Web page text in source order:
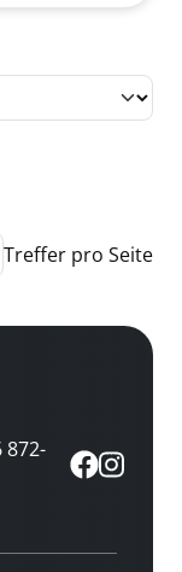
Treffer pro Seite
872-